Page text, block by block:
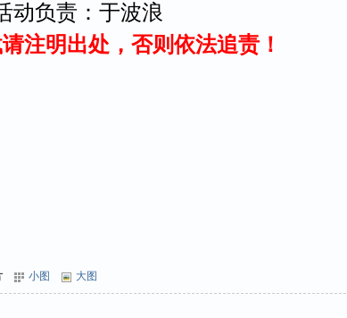
负责：于波浪
注明出处，否则依法追责！
小图 大图